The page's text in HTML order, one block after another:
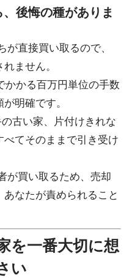
後悔の種がありま
が直接買い取るので、
ません。
かかる百万円単位の手数
明確です。
古い家、片付けきれな
てそのままで引き受け
が買い取るため、売却
なたが責められること
を一番大切に想
い